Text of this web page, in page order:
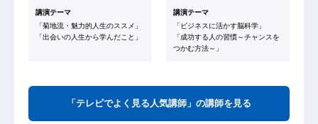
講演テーマ
「菊地流・魅力的人生のススメ」
「出会いの人生から学んだこと」
講演テーマ
「ビジネスに活かす脳科学」
「成功する人の習慣～チャンスを
つかむ方法～」
「テレビでよく見る人気講師」の講師を見る